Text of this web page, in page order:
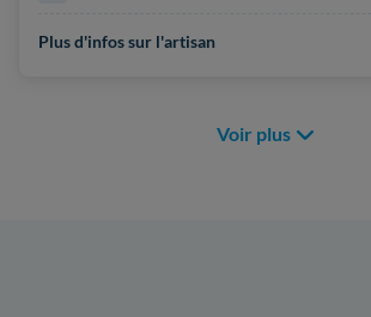
Plus d'infos sur l'artisan
Voir plus